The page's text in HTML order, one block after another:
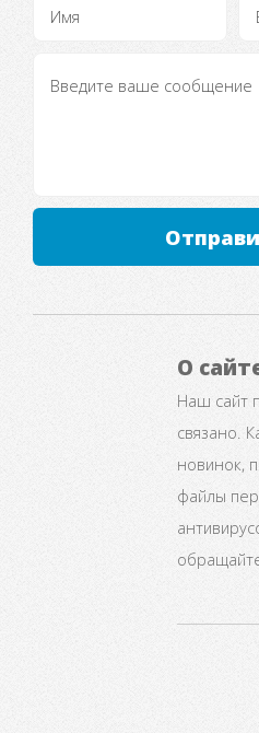
О
Наш сайт
связано.
новинок,
файлы